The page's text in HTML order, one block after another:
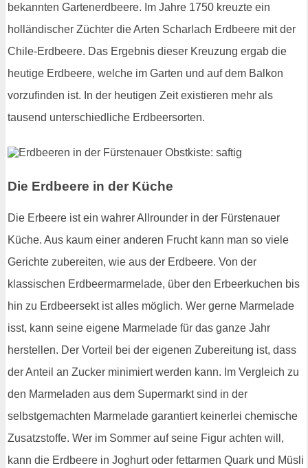
bekannten Gartenerdbeere. Im Jahre 1750 kreuzte ein
holländischer Züchter die Arten Scharlach Erdbeere mit der
Chile-Erdbeere. Das Ergebnis dieser Kreuzung ergab die
heutige Erdbeere, welche im Garten und auf dem Balkon
vorzufinden ist. In der heutigen Zeit existieren mehr als
tausend unterschiedliche Erdbeersorten.
Die Erdbeere in der Küche
Die Erbeere ist ein wahrer Allrounder in der Fürstenauer
Küche. Aus kaum einer anderen Frucht kann man so viele
Gerichte zubereiten, wie aus der Erdbeere. Von der
klassischen Erdbeermarmelade, über den Erbeerkuchen bis
hin zu Erdbeersekt ist alles möglich. Wer gerne Marmelade
isst, kann seine eigene Marmelade für das ganze Jahr
herstellen. Der Vorteil bei der eigenen Zubereitung ist, dass
der Anteil an Zucker minimiert werden kann. Im Vergleich zu
den Marmeladen aus dem Supermarkt sind in der
selbstgemachten Marmelade garantiert keinerlei chemische
Zusatzstoffe. Wer im Sommer auf seine Figur achten will,
kann die Erdbeere in Joghurt oder fettarmen Quark und Müsli